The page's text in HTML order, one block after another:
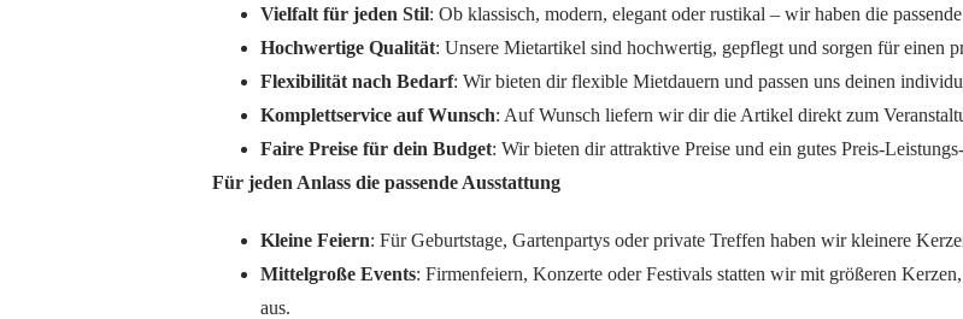
Vielfalt für jeden Stil: Ob klassisch, modern, elegant oder rustikal – wir haben die
Hochwertige Qualität: Unsere Mietartikel sind hochwertig, gepflegt und sorgen für einen
Flexibilität nach Bedarf: Wir bieten dir flexible Mietdauern und passen uns deinen
Komplettservice auf Wunsch: Auf Wunsch liefern wir dir die Artikel direkt zum
Faire Preise für dein Budget: Wir bieten dir attraktive Preise und ein gutes Preis-
Für jeden Anlass die passende Ausstattung
Kleine Feiern: Für Geburtstage, Gartenpartys oder private Treffen haben wir kleinere
Mittelgroße Events: Firmenfeiern, Konzerte oder Festivals statten wir mit größeren
aus.